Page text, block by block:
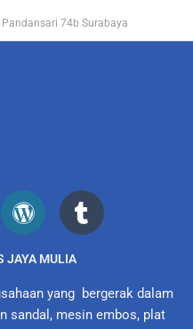
74b Surabaya
JAYA MULIA
yang bergerak dalam
sandal, mesin embos, plat